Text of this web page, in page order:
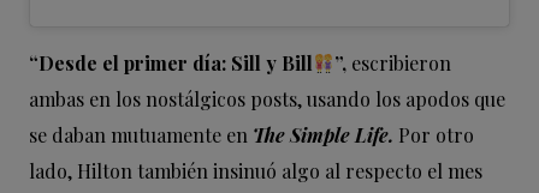
“Desde el primer día: Sill y Bill ”, escribieron
ambas en los nostálgicos posts, usando los apodos que
se daban mutuamente en The Simple Life. Por otro
lado, Hilton también insinuó algo al respecto el mes